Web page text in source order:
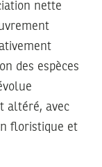
nette
des espèces
altéré, avec
floristique et